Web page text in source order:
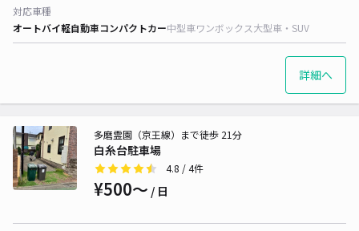
対応車種
オートバイ軽自動車コンパクトカー中型車ワンボックス大型車・SUV
詳細へ
白糸台駐車場
多磨霊園（京王線）まで徒歩 21分
4.8 / 4件
¥500〜 / 日